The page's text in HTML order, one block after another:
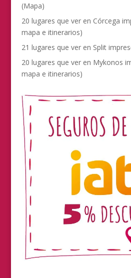
(Mapa)
20 lugares que ver en Córcega
mapa e itinerarios)
21 lugares que ver en Split
20 lugares que ver en Mykonos
mapa e itinerarios)